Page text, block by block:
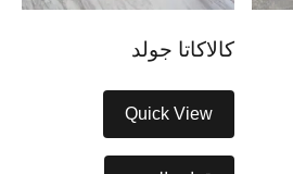
كالاكاتا جولد
Quick View